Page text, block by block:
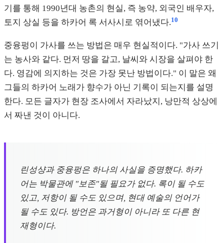
기를 통해 1990년대 농촌의 현실, 즉 농약, 외국인 배우자,
토지 상실 등을 하카어 록 서사시로 엮어냈다.10
중융펑이 가사를 쓰는 방법은 매우 현실적이다. "가사 쓰기
는 농사와 같다. 먼저 땅을 갈고, 날씨와 시장을 살펴야 한
다. 영감에 의지하는 것은 가장 못난 방법이다." 이 말은 왜
그들의 하카어 노래가 향수가 아닌 기록이 되는지를 설명
한다. 모든 글자가 현장 조사에서 자라났지, 낭만적 상상에
서 짜낸 것이 아니다.
린성샹과 중융펑은 하나의 사실을 증명했다. 하카
어는 박물관에 "보존"될 필요가 없다. 록이 될 수도
있고, 저항이 될 수도 있으며, 현대 예술의 언어가
될 수도 있다. 방언은 과거형이 아니라 또 다른 현
재형이다.